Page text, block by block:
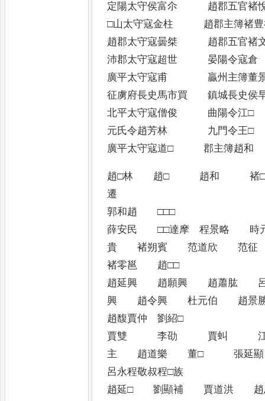
定陽太守侯富尒 趙郡五官褚
□山太守寇金柱 趙郡主簿褚豊
趙郡太守寇曇桀 趙郡五官褚
沛郡太守寇超世 晏陽令寇倉
廣平太守寇甫 贏州主簿董
征虜府長史馬市買 鎮城長史侯
北平太守寇僧俊 曲陽令江□
元氏令趙芳林 九門令王□
廣平太守寇道□ 郡主簿趙和
趙□林 趙□ 趙和 褚□
郭和趙 □□□
薛安民 □□達摩 程景略 時
貴 褚朔賓 范道欣
褚零邕 趙□□
趙延興 趙願興 趙蕭肱
興 趙令興 杜元伯 趙
趙馥賈仲 劉紹□
賈雙 李劭 賈虯
主 趙道樂 董□ 張延
呂永程敬叔程□族
趙延□ 劉顯補 賈道洪 趙